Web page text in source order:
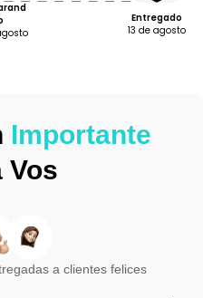
Entregado
13 de agosto
Importante
Vos
a clientes felices